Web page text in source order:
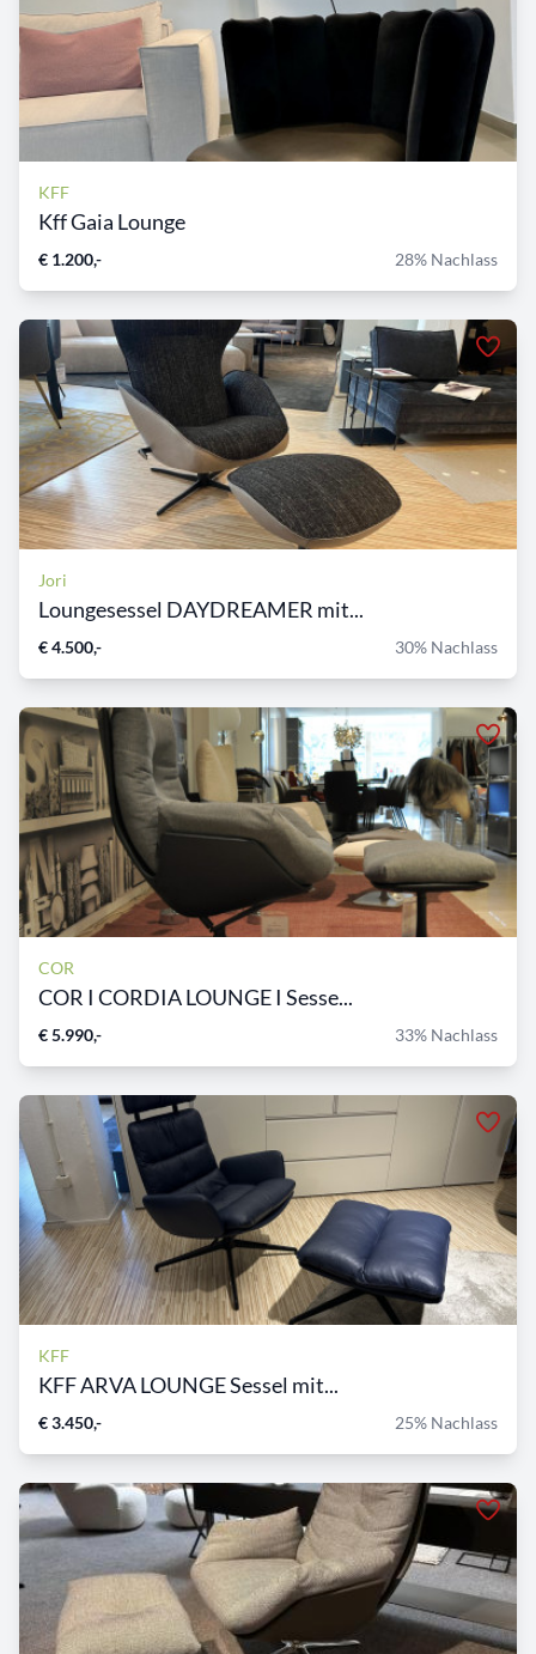
KFF
Kff Gaia Lounge
€ 1.200,- 28% Nachlass
Jori
Loungesessel DAYDREAMER mit...
€ 4.500,- 30% Nachlass
COR
COR I CORDIA LOUNGE I Sesse...
€ 5.990,- 33% Nachlass
KFF
KFF ARVA LOUNGE Sessel mit...
€ 3.450,- 25% Nachlass